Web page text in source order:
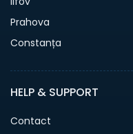
Prahova
Constanța
HELP & SUPPORT
Contact